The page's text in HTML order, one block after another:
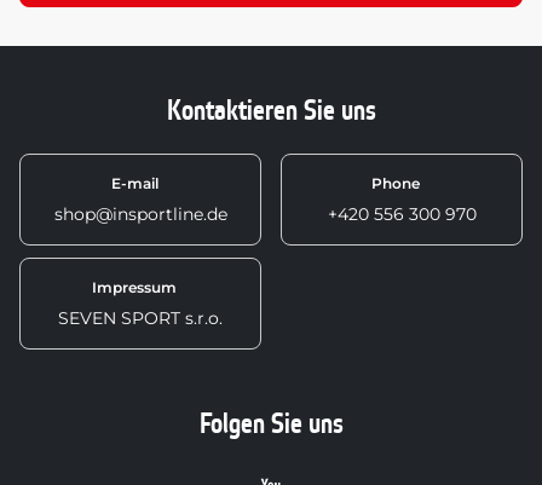
Kontaktieren Sie uns
E-mail
shop@insportline.de
Phone
+420 556 300 970
Impressum
SEVEN SPORT s.r.o.
Folgen Sie uns